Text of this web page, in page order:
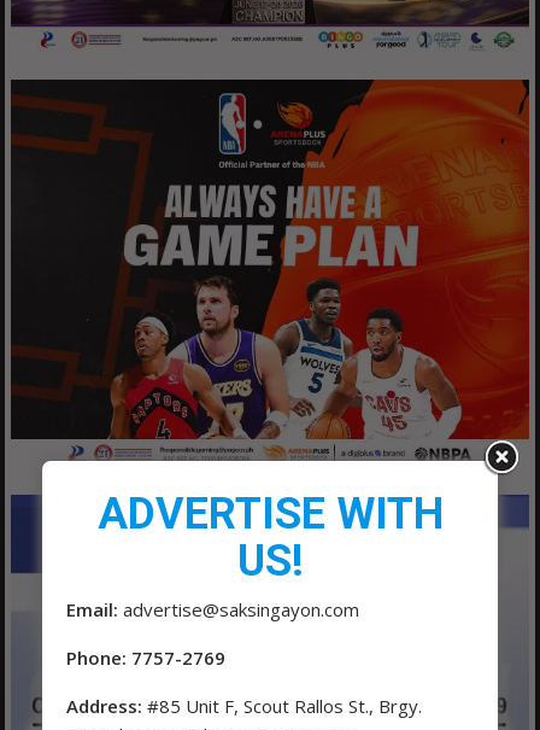
ADVERTISE WITH
US!
Email: advertise@saksingayon.com
Phone: 7757-2769
Address: #85 Unit F, Scout Rallos St., Brgy.